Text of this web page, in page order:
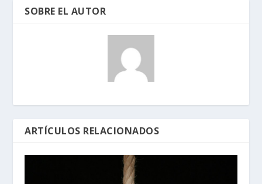
SOBRE EL AUTOR
ARTÍCULOS RELACIONADOS